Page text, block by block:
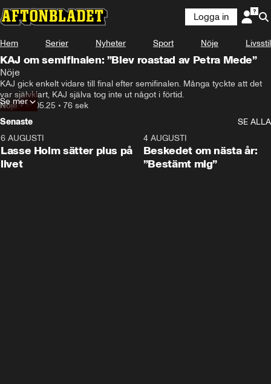
Logga in
Hem Serier Nyheter Sport Nöje Livsstil
KAJ om semifinalen: ”Blev roastad av Petra Mede”
Nöje
KAJ gick enkelt vidare till final efter semifinalen. Många tyckte att det
var självklart, KAJ själva tog inte ut något i förtid.
Nöje•14.05.25 • 76 sek
Se mer
Senaste
SE ALLA
6 AUGUSTI
Lasse Holm sätter plus på
livet
4 AUGUSTI
Beskedet om nästa år:
”Bestämt mig”